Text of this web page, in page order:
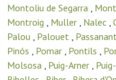
Montoliu de Segarra ,
Montroig , Muller , Nalec ,
Palou , Palouet ,
Pinós , Pomar , Pontils ,
Molsosa , Puig-Arner ,